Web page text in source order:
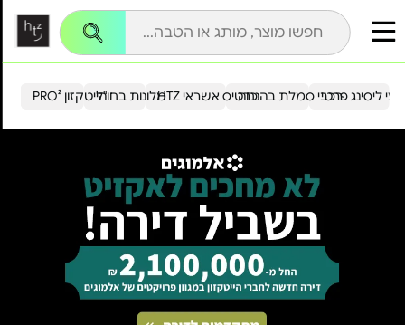
הייטקזון PRO²מלונות בחו"ל כרטיס אשראי HTZ ליסינג פרטירכבי סמלת בהנחה